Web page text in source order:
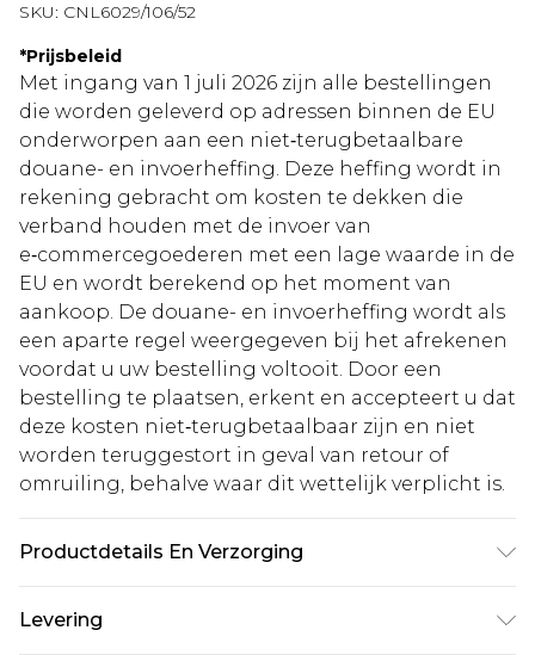
SKU: CNL6029/106/52
*Prijsbeleid
Met ingang van 1 juli 2026 zijn alle bestellingen
die worden geleverd op adressen binnen de EU
onderworpen aan een niet‑terugbetaalbare
douane- en invoerheffing. Deze heffing wordt in
rekening gebracht om kosten te dekken die
verband houden met de invoer van
e‑commercegoederen met een lage waarde in de
EU en wordt berekend op het moment van
aankoop. De douane- en invoerheffing wordt als
een aparte regel weergegeven bij het afrekenen
voordat u uw bestelling voltooit. Door een
bestelling te plaatsen, erkent en accepteert u dat
deze kosten niet‑terugbetaalbaar zijn en niet
worden teruggestort in geval van retour of
omruiling, behalve waar dit wettelijk verplicht is.
Productdetails En Verzorging
gebruikte materiaal kan kleur afgeven.
Levering